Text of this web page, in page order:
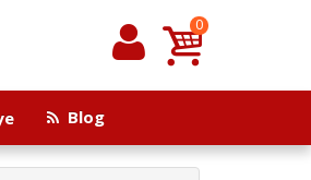
0
Blog